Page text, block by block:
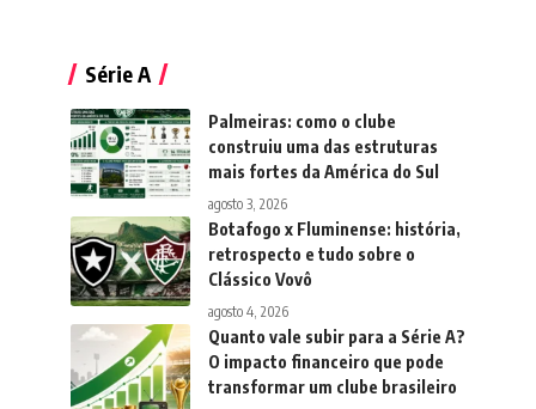
Série A
Palmeiras: como o clube
construiu uma das estruturas
mais fortes da América do Sul
agosto 3, 2026
Botafogo x Fluminense: história,
retrospecto e tudo sobre o
Clássico Vovô
agosto 4, 2026
Quanto vale subir para a Série A?
O impacto financeiro que pode
transformar um clube brasileiro